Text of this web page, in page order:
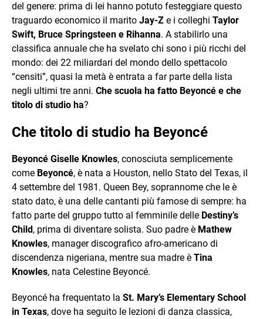
del genere: prima di lei hanno potuto festeggiare questo
traguardo economico il marito Jay-Z e i colleghi Taylor
Swift, Bruce Springsteen e Rihanna. A stabilirlo una
classifica annuale che ha svelato chi sono i più ricchi del
mondo: dei 22 miliardari del mondo dello spettacolo
“censiti”, quasi la metà è entrata a far parte della lista
negli ultimi tre anni. Che scuola ha fatto Beyoncé e che
titolo di studio ha?
Che titolo di studio ha Beyoncé
Beyoncé Giselle Knowles, conosciuta semplicemente
come Beyoncé, è nata a Houston, nello Stato del Texas, il
4 settembre del 1981. Queen Bey, soprannome che le è
stato dato, è una delle cantanti più famose di sempre: ha
fatto parte del gruppo tutto al femminile delle Destiny’s
Child, prima di diventare solista. Suo padre è Mathew
Knowles, manager discografico afro-americano di
discendenza nigeriana, mentre sua madre è Tina
Knowles, nata Celestine Beyoncé.
Beyoncé ha frequentato la St. Mary’s Elementary School
in Texas, dove ha seguito le lezioni di danza classica,